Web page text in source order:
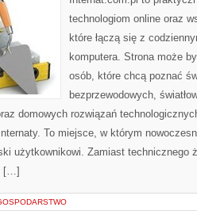
technologiom online oraz
które łączą się z
komputera. Strona może
osób, które chcą poznać
bezprzewodowych,
domowych rozwiązań
To miejsce, w którym
użytkownikowi. Zamiast technicznego
[…]